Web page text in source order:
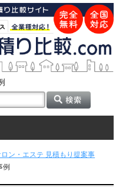
ン・エステ 見積もり提案事
例